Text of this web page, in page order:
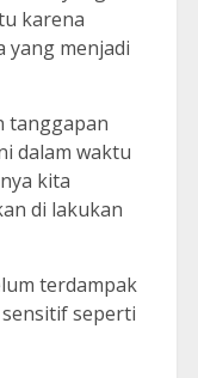
karena
yang menjadi
tanggapan
dalam waktu
kita
di lakukan
terdampak
sensitif seperti